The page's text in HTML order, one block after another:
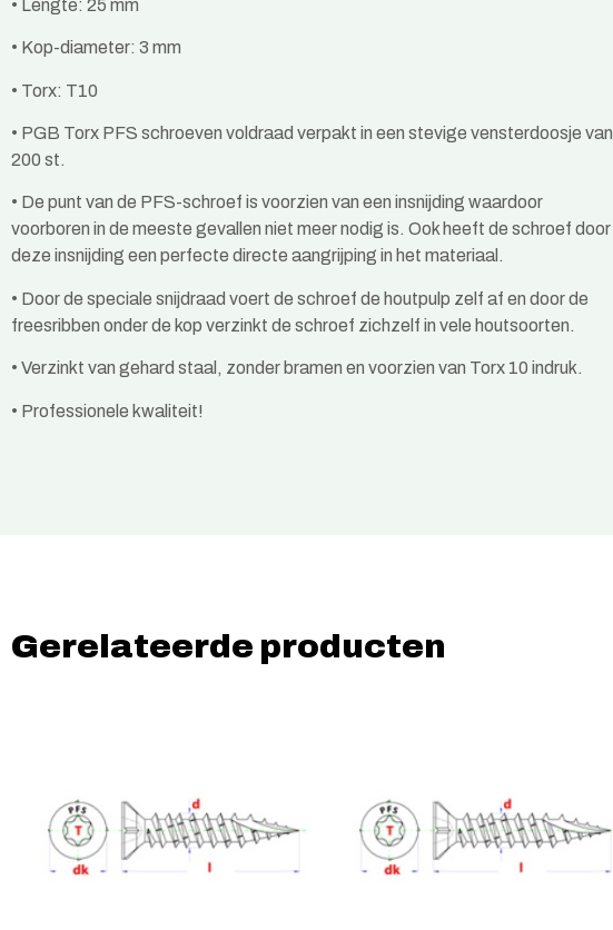
• Kop-diameter: 3 mm
• Torx: T10
• PGB Torx PFS schroeven voldraad verpakt in een stevige vensterdoosje van
200 st.
• De punt van de PFS-schroef is voorzien van een insnijding waardoor
voorboren in de meeste gevallen niet meer nodig is. Ook heeft de schroef door
deze insnijding een perfecte directe aangrijping in het materiaal.
• Door de speciale snijdraad voert de schroef de houtpulp zelf af en door de
freesribben onder de kop verzinkt de schroef zichzelf in vele houtsoorten.
•Verzinkt van gehard staal, zonder bramen en voorzien van Torx 10 indruk.
• Professionele kwaliteit!
Gerelateerde producten